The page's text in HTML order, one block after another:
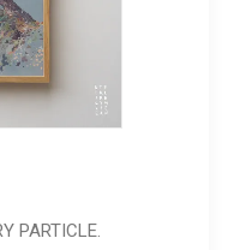
PARTICLE.